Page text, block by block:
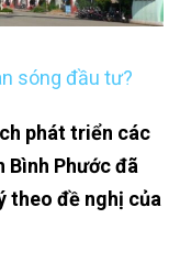
sóng đầu tư?
phát triển các
Bình Phước đã
theo đề nghị của